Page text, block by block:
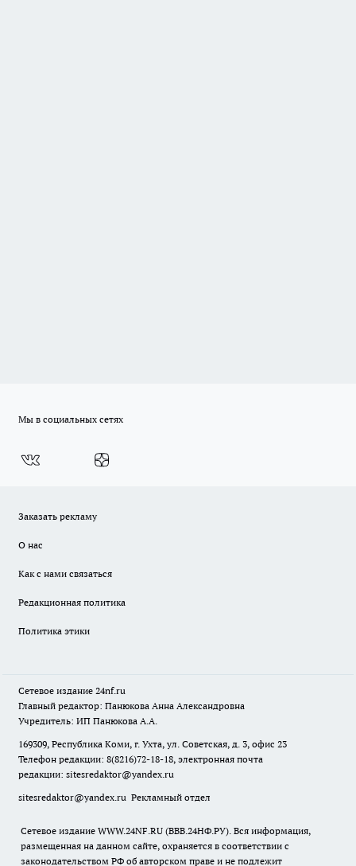
Мы в социальных сетях
Заказать рекламу
О нас
Как с нами связаться
Редакционная политика
Политика этики
Сетевое издание 24nf.ru
Главный редактор: Панюкова Анна Александровна
Учредитель: ИП Панюкова А.А.
169309, Республика Коми, г. Ухта, ул. Советская, д. 3, офис 23
Телефон редакции: 8(8216)72-18-18, электронная почта
редакции: sitesredaktor@yandex.ru
sitesredaktor@yandex.ru Рекламный отдел
Сетевое издание WWW.24NF.RU (ВВВ.24НФ.РУ). Вся информация,
размещенная на данном сайте, охраняется в соответствии с
законодательством РФ об авторском праве и не подлежит